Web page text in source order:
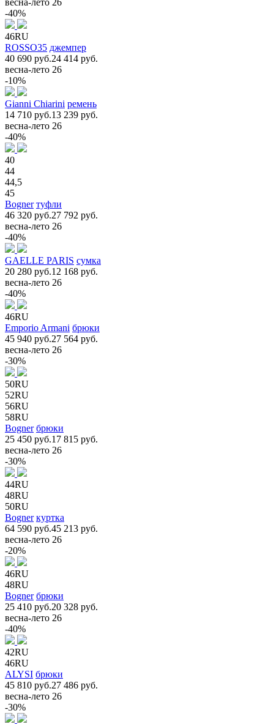
-40%
46RU
ROSSO35 джемпер
40 690 руб.24 414 руб.
весна-лето 26
-10%
Gianni Chiarini ремень
14 710 руб.13 239 руб.
весна-лето 26
-40%
40
44
44,5
45
Bogner туфли
46 320 руб.27 792 руб.
весна-лето 26
-40%
GAELLE PARIS сумка
20 280 руб.12 168 руб.
весна-лето 26
-40%
46RU
Emporio Armani брюки
45 940 руб.27 564 руб.
весна-лето 26
-30%
50RU
52RU
56RU
58RU
Bogner брюки
25 450 руб.17 815 руб.
весна-лето 26
-30%
44RU
48RU
50RU
Bogner куртка
64 590 руб.45 213 руб.
весна-лето 26
-20%
46RU
48RU
Bogner брюки
25 410 руб.20 328 руб.
весна-лето 26
-40%
42RU
46RU
ALYSI брюки
45 810 руб.27 486 руб.
весна-лето 26
-30%